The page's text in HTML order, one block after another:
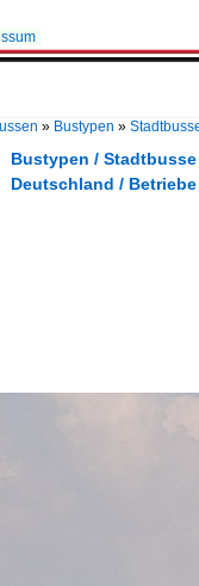
» Bustypen »
Bustypen / Stadtbusse
Deutschland /